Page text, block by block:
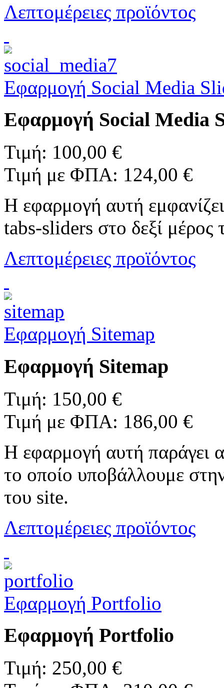
Λεπτομέρειες προϊόντος
Εφαρμογή Social Media
Εφαρμογή Social Media
Τιμή: 100,00 €
Τιμή με ΦΠΑ: 124,00 €
Η εφαρμογή αυτή
tabs-sliders στο δεξί
Λεπτομέρειες προϊόντος
Εφαρμογή Sitemap
Εφαρμογή Sitemap
Τιμή: 150,00 €
Τιμή με ΦΠΑ: 186,00 €
Η εφαρμογή αυτή παράγει
το οποίο υποβάλλουμε
του site.
Λεπτομέρειες προϊόντος
Εφαρμογή Portfolio
Εφαρμογή Portfolio
Τιμή: 250,00 €